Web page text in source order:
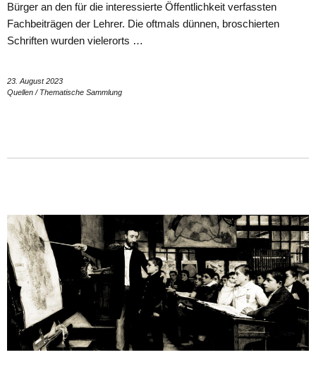
Bürger an den für die interessierte Öffentlichkeit verfassten
Fachbeiträgen der Lehrer. Die oftmals dünnen, broschierten
Schriften wurden vielerorts …
23. August 2023
Quellen / Thematische Sammlung